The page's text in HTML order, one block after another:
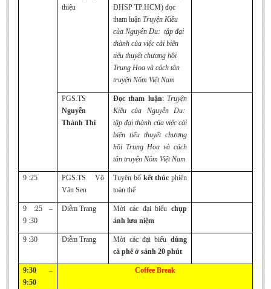
thiệu
ĐHSP TP.HCM) đọc
tham luậnTruyện Kiều
của Nguyễn Du: tập đại
thành của việc cải biên
tiểu thuyết chương hồi
Trung Hoa và cách tân
truyện Nôm Việt Nam
PGS.TS
Nguyễn
Thành Thi
Đọc tham luận: Truyện
Kiều của Nguyễn Du:
tập đại thành của việc cải
biên tiểu thuyết chương
hồi Trung Hoa và cách
tân truyện Nôm Việt Nam
9 :25
PGS.TS Võ
Văn Sen
Tuyên bố kết thúc phiên
toàn thể
9 :25 –
9 :30
Diễm Trang Mời các đại biểu chụp
ảnh lưu niệm
9 :30 Diễm Trang Mời các đại biểu dùng
cà phê ở sảnh 20 phút
9:30 –
9:50
Coffee Break